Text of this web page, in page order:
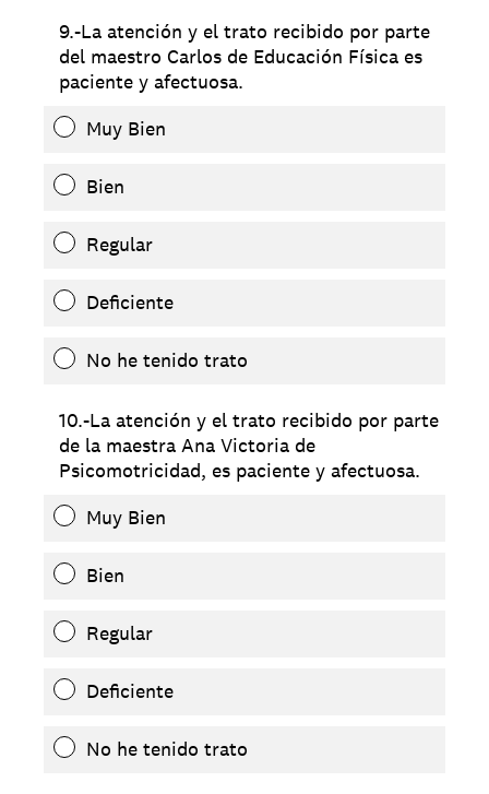
9.-La atención y el trato recibido por parte
del maestro Carlos de Educación Física es
paciente y afectuosa.
Muy Bien
Bien
Regular
Deficiente
No he tenido trato
10.-La atención y el trato recibido por parte
de la maestra Ana Victoria de
Psicomotricidad, es paciente y afectuosa.
Muy Bien
Bien
Regular
Deficiente
No he tenido trato